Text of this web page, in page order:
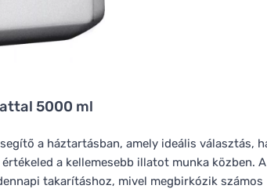
5000 ml
a háztartásban, amely ideális választás,
a kellemesebb illatot munka közben. A
takarításhoz, mivel megbirkózik számos